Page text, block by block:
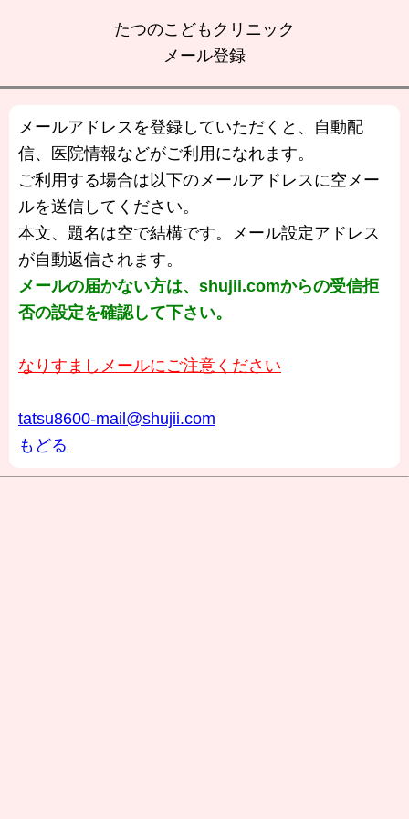
たつのこどもクリニック
メール登録
メールアドレスを登録していただくと、自動配
信、医院情報などがご利用になれます。
ご利用する場合は以下のメールアドレスに空メー
ルを送信してください。
本文、題名は空で結構です。メール設定アドレス
が自動返信されます。
メールの届かない方は、shujii.comからの受信拒
否の設定を確認して下さい。
なりすましメールにご注意ください
tatsu8600-mail@shujii.com
もどる